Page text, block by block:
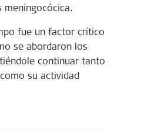
fue un factor crítico
se abordaron los
continuar tanto
su actividad